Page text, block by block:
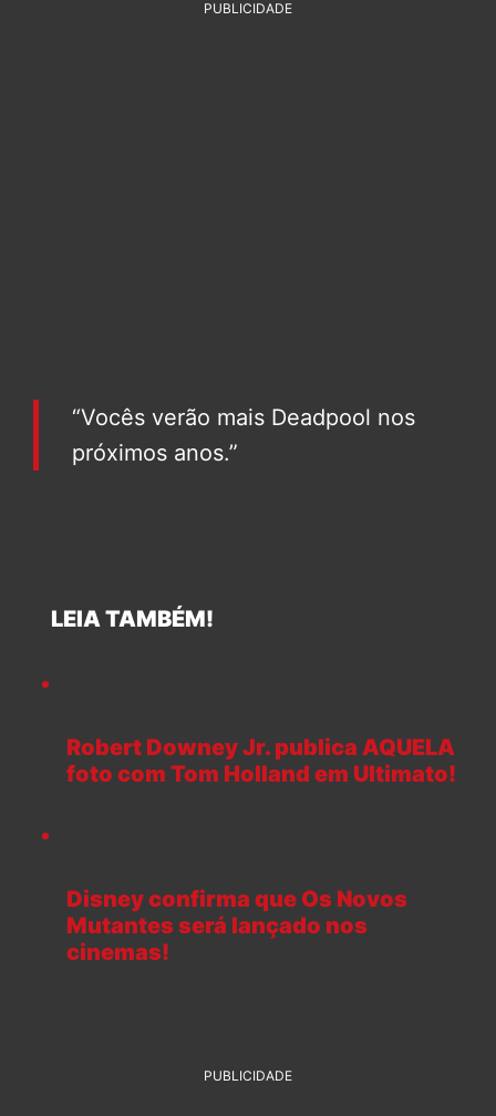
PUBLICIDADE
“Vocês verão mais Deadpool nos
próximos anos.”
LEIA TAMBÉM!
Robert Downey Jr. publica AQUELA
foto com Tom Holland em Ultimato!
Disney confirma que Os Novos
Mutantes será lançado nos
cinemas!
PUBLICIDADE